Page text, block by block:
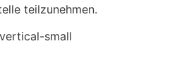
teilzunehmen.